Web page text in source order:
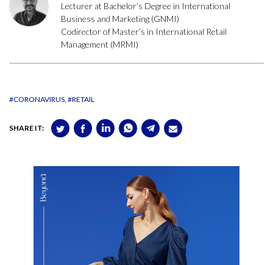
Lecturer at Bachelor’s Degree in International
Business and Marketing (GNMI)
Codirector of Master’s in International Retail
Management (MRMI)
#CORONAVIRUS #RETAIL
SHARE IT: